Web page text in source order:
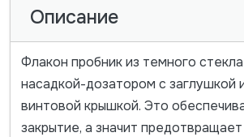
Описание
Флакон пробник из темного
насадкой-дозатором с заглушкой
винтовой крышкой. Это
закрытие, а значит